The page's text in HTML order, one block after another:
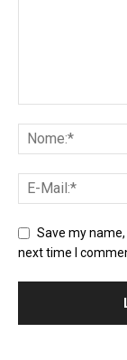
Save my
next time I